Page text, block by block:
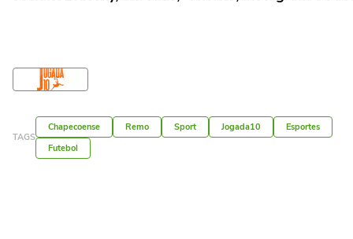
TAGS
Chapecoense Remo Sport Jogada10
Esportes
Futebol